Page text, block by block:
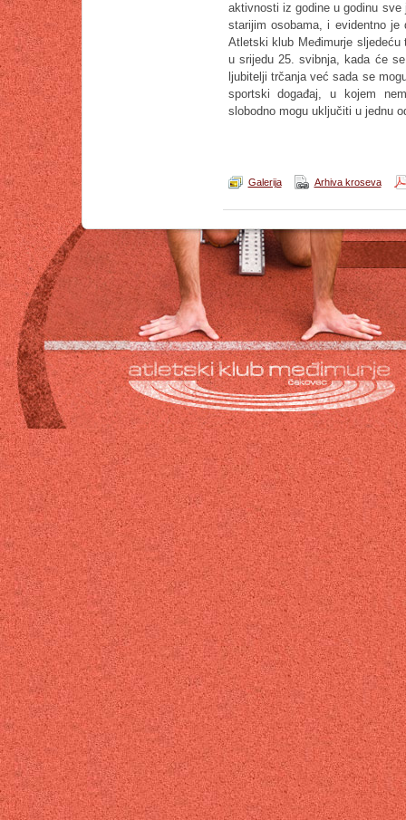
aktivnosti iz godine u godinu
starijim osobama, i evidentno
Atletski klub Međimurje
u srijedu 25. svibnja, kada će
ljubitelji trčanja već sada se
sportski događaj, u kojem
slobodno mogu uključiti u jednu
Galerija Arhiva kroseva